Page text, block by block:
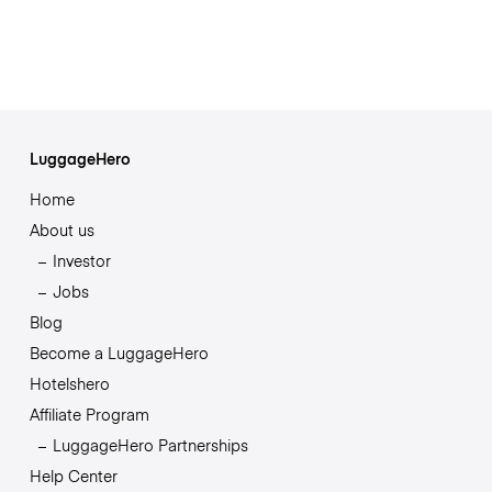
LuggageHero
Home
About us
Investor
Jobs
Blog
Become a LuggageHero
Hotelshero
Affiliate Program
LuggageHero Partnerships
Help Center